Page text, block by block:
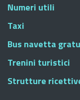
Numeri utili
Taxi
Bus navetta
Trenini turistici
Strutture